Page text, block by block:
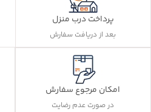
پرداخت درب منزل
بعد از دریافت سفارش
امکان مرجوع سفارش
در صورت عدم رضایت